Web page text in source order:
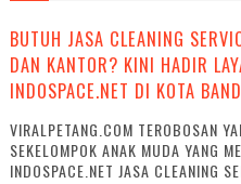
BUTUH JASA CLEANING
DAN KANTOR? KINI HADIR
INDOSPACE.NET DI KOTA
VIRALPETANG.COM TEROBOSAN
SEKELOMPOK ANAK MUDA YANG
INDOSPACE.NET JASA CLEANING